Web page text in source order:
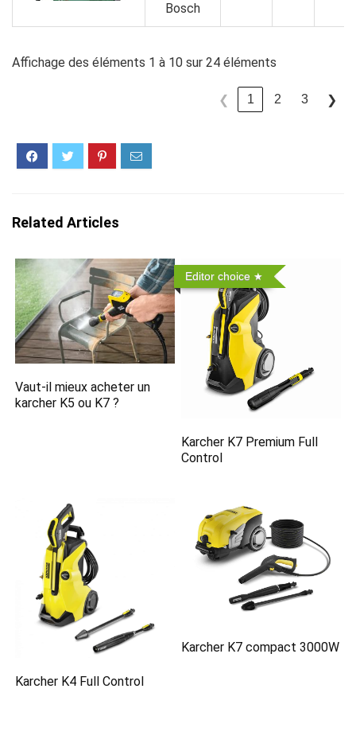
Bosch
Affichage des éléments 1 à 10 sur 24 éléments
❮ 1 2 3 ❯
Related Articles
Vaut-il mieux acheter un
karcher K5 ou K7 ?
Editor choice
Karcher K7 Premium Full
Control
Karcher K4 Full Control
Karcher K7 compact 3000W